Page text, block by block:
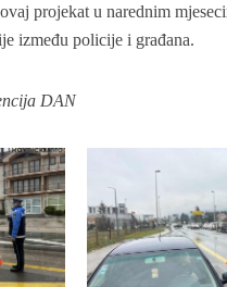
projekat u narednim
između policije i građana.
DAN